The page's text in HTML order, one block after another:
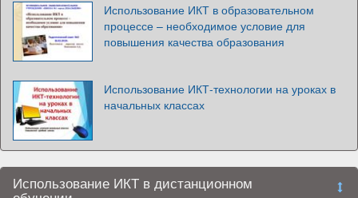
Использование ИКТ в образовательном
процессе – необходимое условие для
повышения качества образования
Использование ИКТ-технологии на уроках в
начальных классах
Использование ИКТ в дистанционном